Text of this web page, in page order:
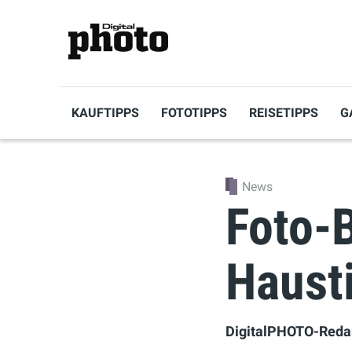
KAUFTIPPS FOTOTIPPS REISETIPPS
News
Foto-
DigitalPHOTO-